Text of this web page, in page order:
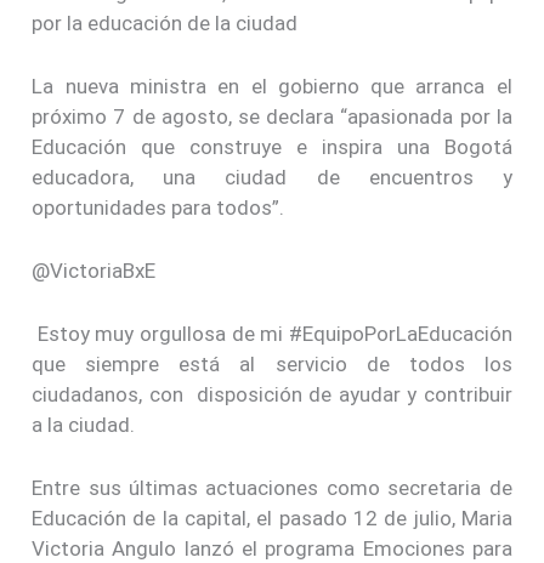
por la educación de la ciudad
La nueva ministra en el gobierno que arranca el
próximo 7 de agosto, se declara “apasionada por la
Educación que construye e inspira una Bogotá
educadora, una ciudad de encuentros y
oportunidades para todos”.
@VictoriaBxE
Estoy muy orgullosa de mi #EquipoPorLaEducación
que siempre está al servicio de todos los
ciudadanos, con disposición de ayudar y contribuir
a la ciudad.
Entre sus últimas actuaciones como secretaria de
Educación de la capital, el pasado 12 de julio, Maria
Victoria Angulo lanzó el programa Emociones para